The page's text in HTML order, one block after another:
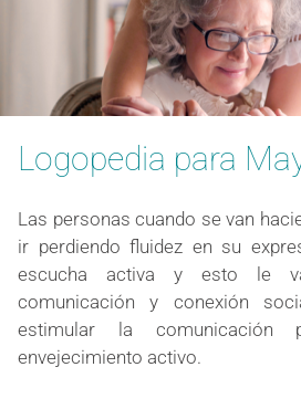
Logopedia para
Las personas cuando se van
ir perdiendo fluidez en su
escucha activa y esto le
comunicación y conexión
estimular la comunicación
envejecimiento activo.